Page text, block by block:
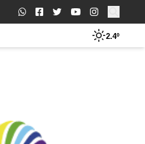
Buscar:
2.4º